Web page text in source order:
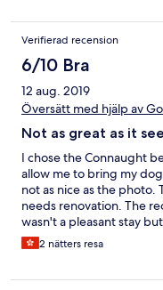
Verifierad recension
6/10 Bra
12 aug. 2019
Översätt med hjälp av
Not as great as it
I chose the Connaught
allow me to bring my
not as nice as the
needs renovation. The
wasn't a pleasant stay
me.2 nätters resa